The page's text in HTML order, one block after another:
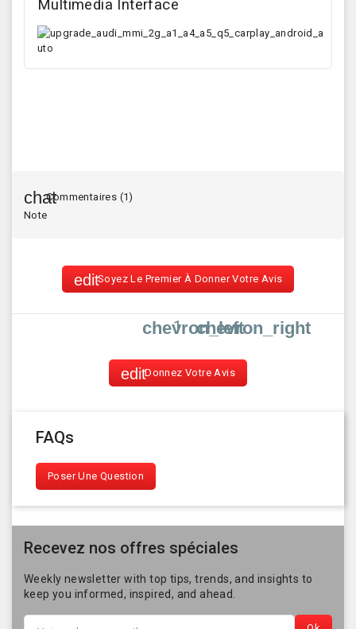
Commentaires (1)
Note
Soyez Le Premier À Donner Votre Avis
chevron_left
1 chevron_right
Donnez Votre Avis
FAQs
Poser Une Question
Recevez nos offres spéciales
Weekly newsletter with top tips, trends, and insights to
keep you informed, inspired, and ahead.